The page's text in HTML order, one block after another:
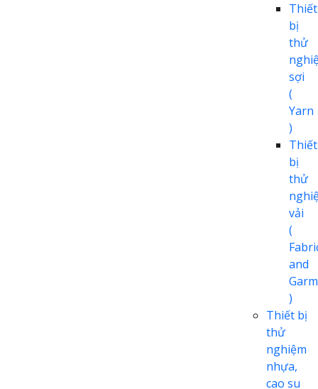
Thiết
bị
thử
sợi
(
Yarn
)
Thiết
bị
thử
vải
(
and
)
Thiết bị
thử
nghiệm
nhựa,
cao su